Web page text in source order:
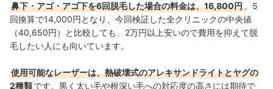
鼻下・アゴ・アゴ下を6回脱毛した場合の料金は、16,800円 。5
回換算で14,000円となり、今回検証した全クリニックの中央値
（40,650円）と比較しても、2万円以上安いので費用を抑えて脱
毛したい人にも向いています。
使用可能なレーザーは、熱破壊式のアレキサンドライトとヤグの
2種類です。黒く太い毛や根深い毛への対応度の高さには期待で